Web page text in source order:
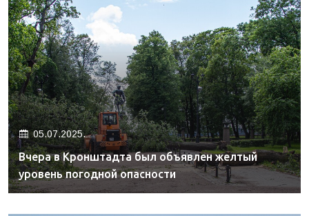
05.07.2025.
Вчера в Кронштадта был объявлен желтый
уровень погодной опасности